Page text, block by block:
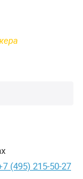
(495) 215-50-27